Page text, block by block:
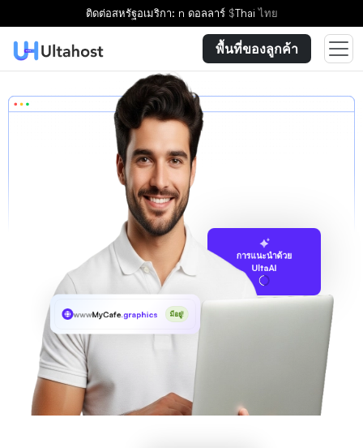
ติดต่อสหรัฐอเมริกา: n ดอลลาร์ $Thaiไทย
พื้นที่ของลูกค้า
การแนะนำด้วย
UltaAI
wwwMyCafe.graphics มีอยู่!